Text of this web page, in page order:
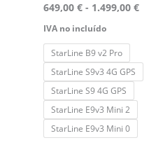
649,00€ - 1.499,00€
IVA no incluído
StarLine B9 v2 Pro
StarLine S9v3 4G GPS
StarLine S9 4G GPS
StarLine E9v3 Mini 2
StarLine E9v3 Mini 0
se
pueden
elegir
en
la
página
de